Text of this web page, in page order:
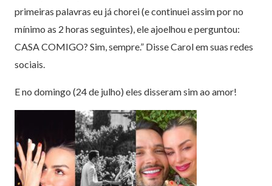
primeiras palavras eu já chorei (e continuei assim por no
mínimo as 2 horas seguintes), ele ajoelhou e perguntou:
CASA COMIGO? Sim, sempre.” Disse Carol em suas redes
sociais.
E no domingo (24 de julho) eles disseram sim ao amor!